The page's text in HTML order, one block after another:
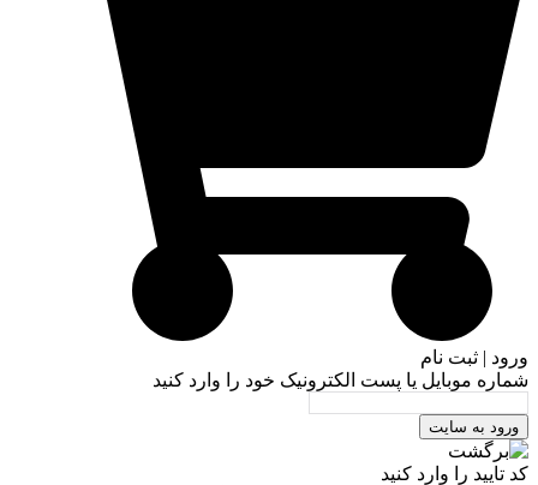
ورود | ثبت نام
شماره موبایل یا پست الکترونیک خود را وارد کنید
ورود به سایت
کد تایید را وارد کنید